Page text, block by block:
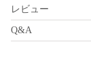
レビュー
Q&A